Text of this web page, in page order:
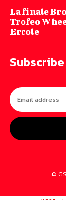
La finale
Trofeo
Ercole
Subscribe
©